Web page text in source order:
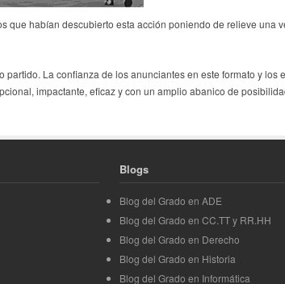
que habían descubierto esta acción poniendo de relieve una
La confianza de los anunciantes en este formato y los
impactante, eficaz y con un amplio abanico de
Blogs
Blog del Grado en ADE
Blog del Grado en CC.TT y RR.HH
Blog del Grado en Derecho
Blog del Grado en Historia
Blog del Grado en Informática